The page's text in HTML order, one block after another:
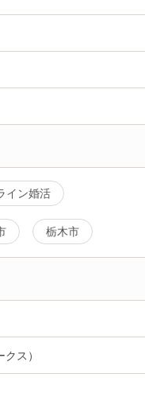
イン婚活
栃木市
ス）